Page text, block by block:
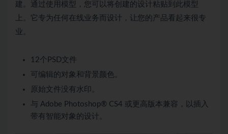
建。通过使用模型，您可以将创建的设计粘贴到此模型
上。它专为任何在线业务而设计，让您的产品看起来很专
业。
12个PSD文件
可编辑的对象和背景颜色。
原始文件没有水印。
与 Adobe Photoshop® CS4 或更高版本兼容，以插入
带有智能对象的设计。